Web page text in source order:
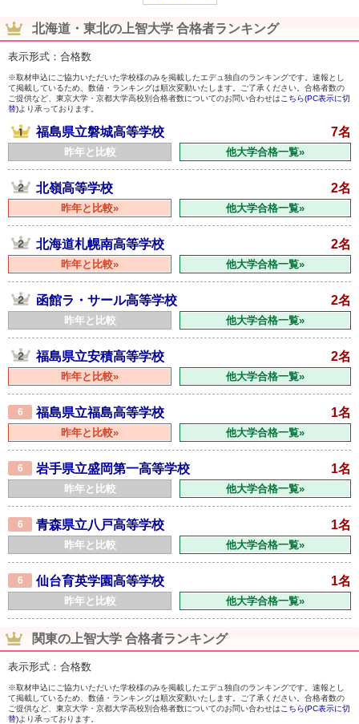
北海道・東北の上智大学 合格者ランキング
表示形式：合格数
※取材申込にご協力いただいた学校様のみを掲載したエデュ独自のランキングです。速報とし
て掲載しているため、数値・ランキングは順次変動いたします。ご了承ください。合格者数の
ご提供など、東京大学・京都大学高校別合格者数についてのお問い合わせは こちら(PC表示に切
替)より承っております。
福島県立磐城高等学校 7名
昨年と比較 他大学合格一覧»
北嶺高等学校 2名
昨年と比較» 他大学合格一覧»
北海道札幌南高等学校 2名
昨年と比較» 他大学合格一覧»
函館ラ・サール高等学校 2名
昨年と比較 他大学合格一覧»
福島県立安積高等学校 2名
昨年と比較» 他大学合格一覧»
6 福島県立福島高等学校 1名
昨年と比較» 他大学合格一覧»
6 岩手県立盛岡第一高等学校 1名
昨年と比較 他大学合格一覧»
6 青森県立八戸高等学校 1名
昨年と比較 他大学合格一覧»
6 仙台育英学園高等学校 1名
昨年と比較 他大学合格一覧»
関東の上智大学 合格者ランキング
表示形式：合格数
※取材申込にご協力いただいた学校様のみを掲載したエデュ独自のランキングです。速報とし
て掲載しているため、数値・ランキングは順次変動いたします。ご了承ください。合格者数の
ご提供など、東京大学・京都大学高校別合格者数についてのお問い合わせは こちら(PC表示に切
替)より承っております。